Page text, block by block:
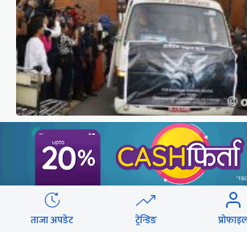
ब्रोड पिकमा ज्यान गुमाएका युक्तको शव
ल्याइयो (तस्वीरहरू)
ताजा अपडेट ट्रेन्डिङ